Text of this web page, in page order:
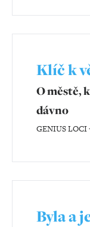
Klíč k
O městě,
dávno
GENIUS LOCI
Byla a